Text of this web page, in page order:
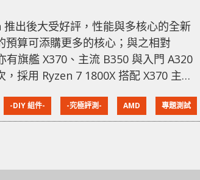
推出後大受好評，性能與多核心的全新
預算可添購更多的核心；與之相對
有旗艦 X370、主流 B350 與入門 A320
，採用 Ryzen 7 1800X 搭配 X370 主機
570，來試試 Ryzen 平台多卡交火的
-DIY 組件- -究極評測- AMD 專題測試